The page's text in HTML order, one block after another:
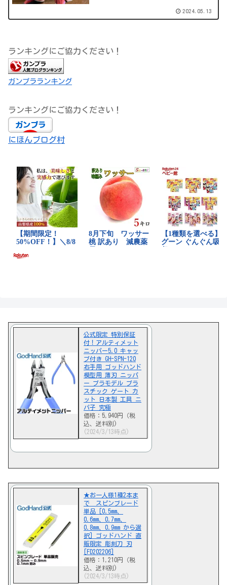
2024.05.13
ランキングにご協力ください！
ガンプラランキング
ランキングにご協力ください！
にほんブログ村
公式限定 特別保証
付！アルティメット
ニッパー5.0 キャッ
プ付き GH-SPN-120
右手用 ゴッドハンド
模型用 薄刃 ニッパ
ー プラモデル プラ
スチック ゲート カ
ット 日本製 工具 ニ
パ子 究極
価格：5,940円（税
込、送料別)
(2024/3/13時点)
★お一人様1種2本ま
で スピンブレード
単品 [0.5mm、
0.6mm、0.7mm、
0.8mm、0.9mm から選
択] ゴッドハンド 直
販限定 彫刻刀 刃
[FD202206]
価格：1,210円（税
込、送料別)
(2024/3/13時点)